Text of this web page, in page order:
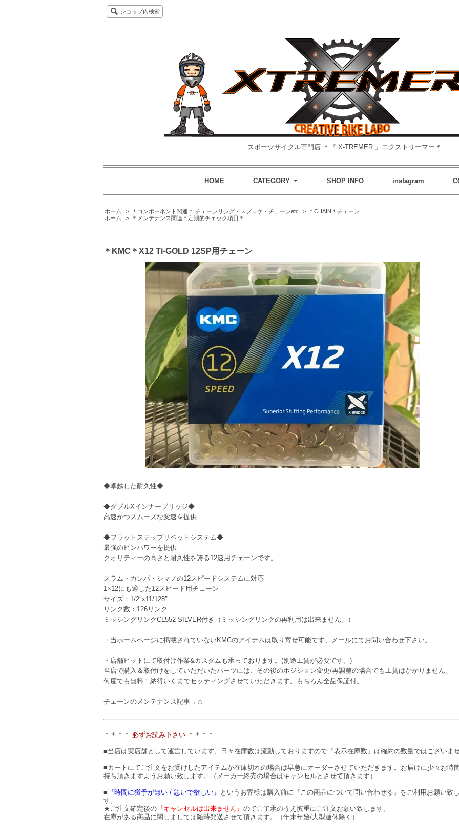
ショップ内検索
スポーツサイクル専門店 ＊『 X-TREMER 』エクストリーマー＊
HOME CATEGORY SHOP INFO instagram
ホーム > ＊コンポーネント関連＊ チェーンリング・スプロケ・チェーンetc >
＊CHAIN＊チェーン
ホーム
> ＊メンテナンス関連＊定期的チェック項目＊
＊KMC＊X12 Ti-GOLD 12SP用チェーン
◆卓越した耐久性◆
◆ダブルXインナーブリッジ◆
高速かつスムーズな変速を提供
◆フラットステップリベットシステム◆
最強のピンパワーを提供
クオリティーの高さと耐久性を誇る12速用チェーンです。
スラム・カンパ・シマノの12スピードシステムに対応
1×12にも適した12スピード用チェーン
サイズ：1/2″x11/128″
リンク数：126リンク
ミッシングリンクCL552 SILVER付き（ミッシングリンクの再利用は出来ません。）
・当ホームページに掲載されていないKMCのアイテムは取り寄せ可能です、メールにてお問い合わせ下さい。
・店舗ピットにて取付け作業&カスタムも承っております。(別途工賃が必要です。)
当店で購入＆取付けをしていただいたパーツには、その後のポジション変更/再調整の場合でも工賃はかかりません。
何度でも無料！納得いくまでセッティングさせていただきます。もちろん全品保証付。
チェーンのメンテナンス記事→☆
＊＊＊＊ 必ずお読み下さい ＊＊＊＊
■当店は実店舗として運営しています、日々在庫数は流動しておりますので『表示在庫数』は確約の数量ではございま
■カートにてご注文をお受けしたアイテムが在庫切れの場合は早急にオーダーさせていただきます。お届けに少々お時
持ち頂きますようお願い致します。（メーカー終売の場合はキャンセルとさせて頂きます）
■ 『時間に猶予が無い / 急いで欲しい』
というお客様は購入前に『この商品について問い合わせる』をご利用お願い致
す。
★ご注文確定後の 『キャンセルは出来ません』 のでご了承のうえ慎重にご注文お願い致します。
在庫がある商品に関しましては随時発送させて頂きます。（年末年始/大型連休除く）